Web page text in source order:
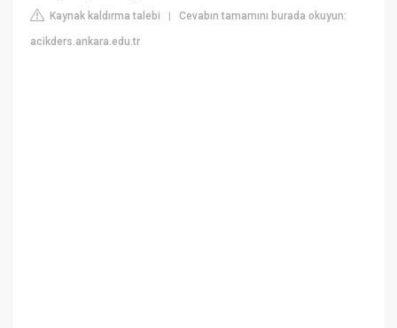
Kaynak kaldırma talebi |Cevabın tamamını burada okuyun:
acikders.ankara.edu.tr